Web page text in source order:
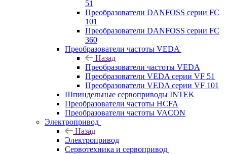
51
Преобразователи DANFOSS серии FC
101
Преобразователи DANFOSS серии FC
360
Преобразователи частоты VEDA
Назад
Преобразователи частоты VEDA
Преобразователи VEDA серии VF 51
Преобразователи VEDA серии VF 101
Шпиндельные сервоприводы INTEK
Преобразователи частоты HCFA
Преобразователи частоты VACON
Электропривод
Назад
Электропривод
Сервотехника и сервопривод